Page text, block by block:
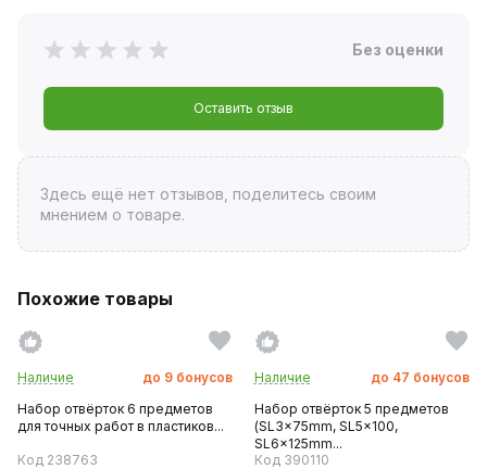
Без оценки
Оставить отзыв
Здесь ещё нет отзывов, поделитесь своим
мнением о товаре.
Похожие товары
Наличие до 9 бонусов
Набор отвёрток 6 предметов
для точных работ в пластиков...
Код 238763
Наличие до 47 бонусов
Набор отвёрток 5 предметов
(SL3x75mm, SL5x100,
SL6x125mm...
Код 390110